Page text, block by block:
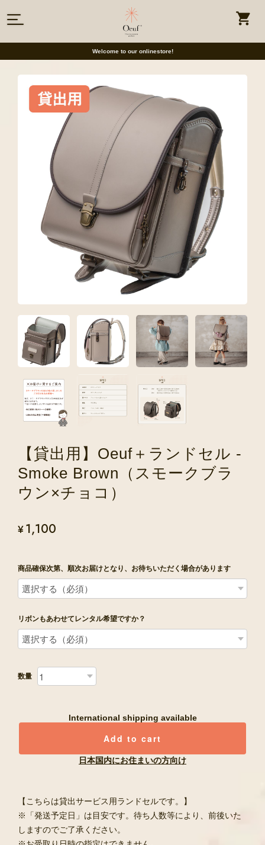
Welcome to our onlinestore!
【貸出用】Oeuf＋ランドセル -
Smoke Brown（スモークブラ
ウン×チョコ）
¥1,100
商品確保次第、順次お届けとなり、お待ちいただく場合があります
リボンもあわせてレンタル希望ですか？
数量
International shipping available
Add to cart
日本国内にお住まいの方向け
【こちらは貸出サービス用ランドセルです。】
※「発送予定日」は目安です。待ち人数等により、前後いた
しますのでご了承ください。